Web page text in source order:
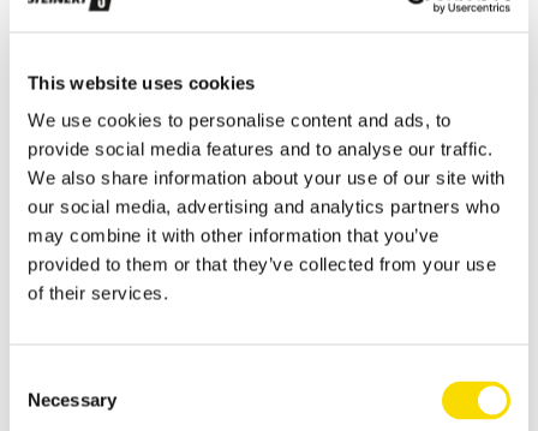
This website uses cookies
We use cookies to personalise content and ads, to
provide social media features and to analyse our traffic.
We also share information about your use of our site with
our social media, advertising and analytics partners who
may combine it with other information that you’ve
provided to them or that they’ve collected from your use
of their services.
Selection
Necessary
Las soluciones para el reciclaje de residuos de fragmentadora
Separación de metales no férricos
Reciclaje de aluminio
Recuperación eficaz y mejora de la calidad de las chatarras de
aluminio
Procesamiento de cables
Tecnología de separación óptica de gran resolución para
productos de cobre puros
Soluciones de separación flexibles para tareas exigentes en el
reciclaje de chatarra electrónica